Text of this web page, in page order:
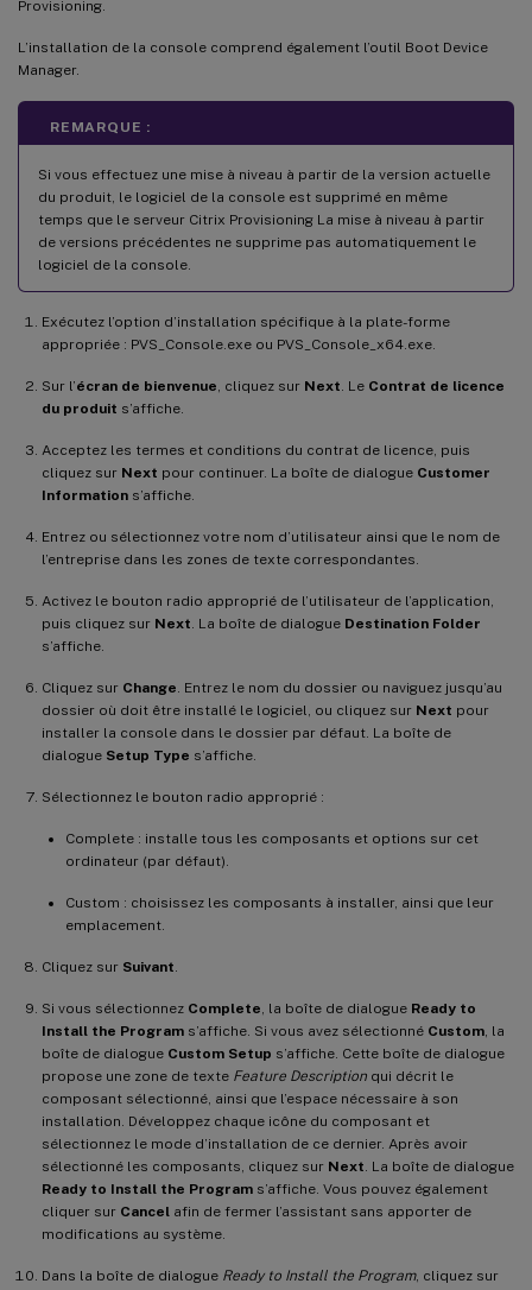
Provisioning.
L’installation de la console comprend également l’outil Boot Device
Manager.
REMARQUE :
Si vous effectuez une mise à niveau à partir de la version actuelle
du produit, le logiciel de la console est supprimé en même
temps que le serveur Citrix Provisioning La mise à niveau à partir
de versions précédentes ne supprime pas automatiquement le
logiciel de la console.
Exécutez l’option d’installation spécifique à la plate-forme
appropriée : PVS_Console.exe ou PVS_Console_x64.exe.
Sur l’écran de bienvenue , cliquez sur Next . Le Contrat de licence
du produit s’affiche.
Acceptez les termes et conditions du contrat de licence, puis
cliquez sur Next pour continuer. La boîte de dialogue Customer
Information s’affiche.
Entrez ou sélectionnez votre nom d’utilisateur ainsi que le nom de
l’entreprise dans les zones de texte correspondantes.
Activez le bouton radio approprié de l’utilisateur de l’application,
puis cliquez sur Next . La boîte de dialogue Destination Folder
s’affiche.
Cliquez sur Change . Entrez le nom du dossier ou naviguez jusqu’au
dossier où doit être installé le logiciel, ou cliquez sur Next pour
installer la console dans le dossier par défaut. La boîte de
dialogue Setup Type s’affiche.
Sélectionnez le bouton radio approprié :
Complete : installe tous les composants et options sur cet
ordinateur (par défaut).
Custom : choisissez les composants à installer, ainsi que leur
emplacement.
Cliquez sur Suivant
Si vous sélectionnez Complete , la boîte de dialogue Ready to
Install the Program s’affiche. Si vous avez sélectionné Custom , la
boîte de dialogue Custom Setup s’affiche. Cette boîte de dialogue
propose une zone de texte Feature Description qui décrit le
composant sélectionné, ainsi que l’espace nécessaire à son
installation. Développez chaque icône du composant et
sélectionnez le mode d’installation de ce dernier. Après avoir
sélectionné les composants, cliquez sur Next . La boîte de dialogue
Ready to Install the Program s’affiche. Vous pouvez également
cliquer sur Cancel afin de fermer l’assistant sans apporter de
modifications au système.
Dans la boîte de dialogue Ready to Install the Program, cliquez sur